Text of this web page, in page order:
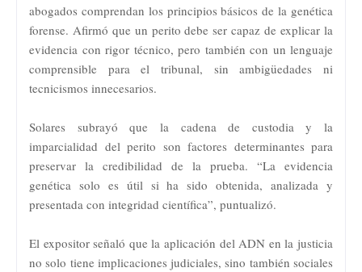
abogados comprendan los principios básicos de la genética
forense. Afirmó que un perito debe ser capaz de explicar la
evidencia con rigor técnico, pero también con un lenguaje
comprensible para el tribunal, sin ambigüedades ni
tecnicismos innecesarios.
Solares subrayó que la cadena de custodia y la
imparcialidad del perito son factores determinantes para
preservar la credibilidad de la prueba. “La evidencia
genética solo es útil si ha sido obtenida, analizada y
presentada con integridad científica”, puntualizó.
El expositor señaló que la aplicación del ADN en la justicia
no solo tiene implicaciones judiciales, sino también sociales